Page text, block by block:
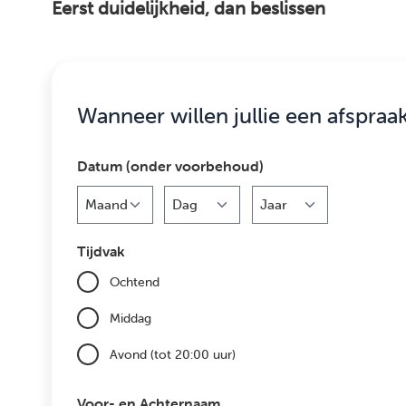
Eerst duidelijkheid, dan beslissen
Wanneer willen jullie een
Datum (onder voorbehoud)
Tijdvak
Ochtend
Middag
Avond (tot 20:00 uur)